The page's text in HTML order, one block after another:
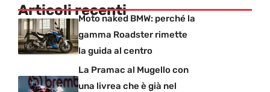
Articoli recentiMoto naked BMW: perché la
gamma Roadster rimette
la guida al centro
La Pramac al Mugello con
una livrea che è già nel